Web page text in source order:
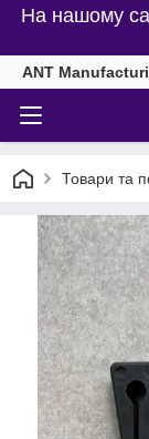
На нашому
ANT
Товари та